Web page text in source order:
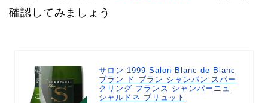
確認してみましょう
サロン 1999 Salon Blanc de Blanc
ブラン ド ブラン シャンパン スパー
クリング フランス シャンパーニュ
シャルドネ ブリュット